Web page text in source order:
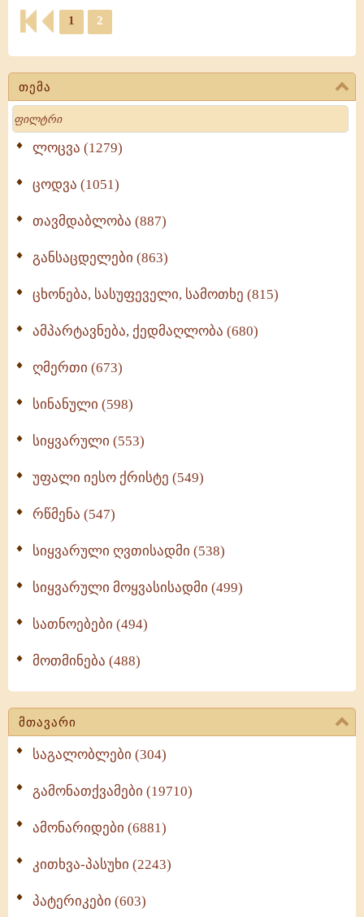
თემა
Search
ლოცვა (1279)
ცოდვა (1051)
თავმდაბლობა (887)
განსაცდელები (863)
ცხონება, სასუფეველი, სამოთხე (815)
ამპარტავნება, ქედმაღლობა (680)
ღმერთი (673)
სინანული (598)
სიყვარული (553)
უფალი იესო ქრისტე (549)
რწმენა (547)
სიყვარული ღვთისადმი (538)
სიყვარული მოყვასისადმი (499)
სათნოებები (494)
მოთმინება (488)
მთავარი
საგალობლები (304)
გამონათქვამები (19710)
ამონარიდები (6881)
კითხვა-პასუხი (2243)
პატერიკები (603)
1 2